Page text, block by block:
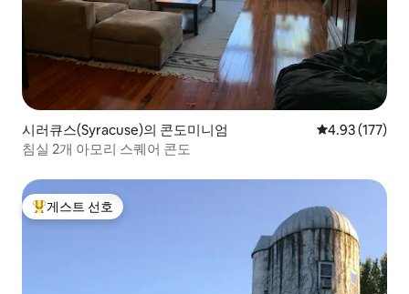
시러큐스(Syracuse)의 콘도미니엄 평점 4.93점(5
4.93 (177)
침실 2개 아모리 스퀘어 콘도
상위 게스트 선호
게스트 선호